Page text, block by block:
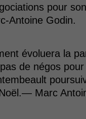
pour
Antoine Godin.
évoluera la
de négos
Marc